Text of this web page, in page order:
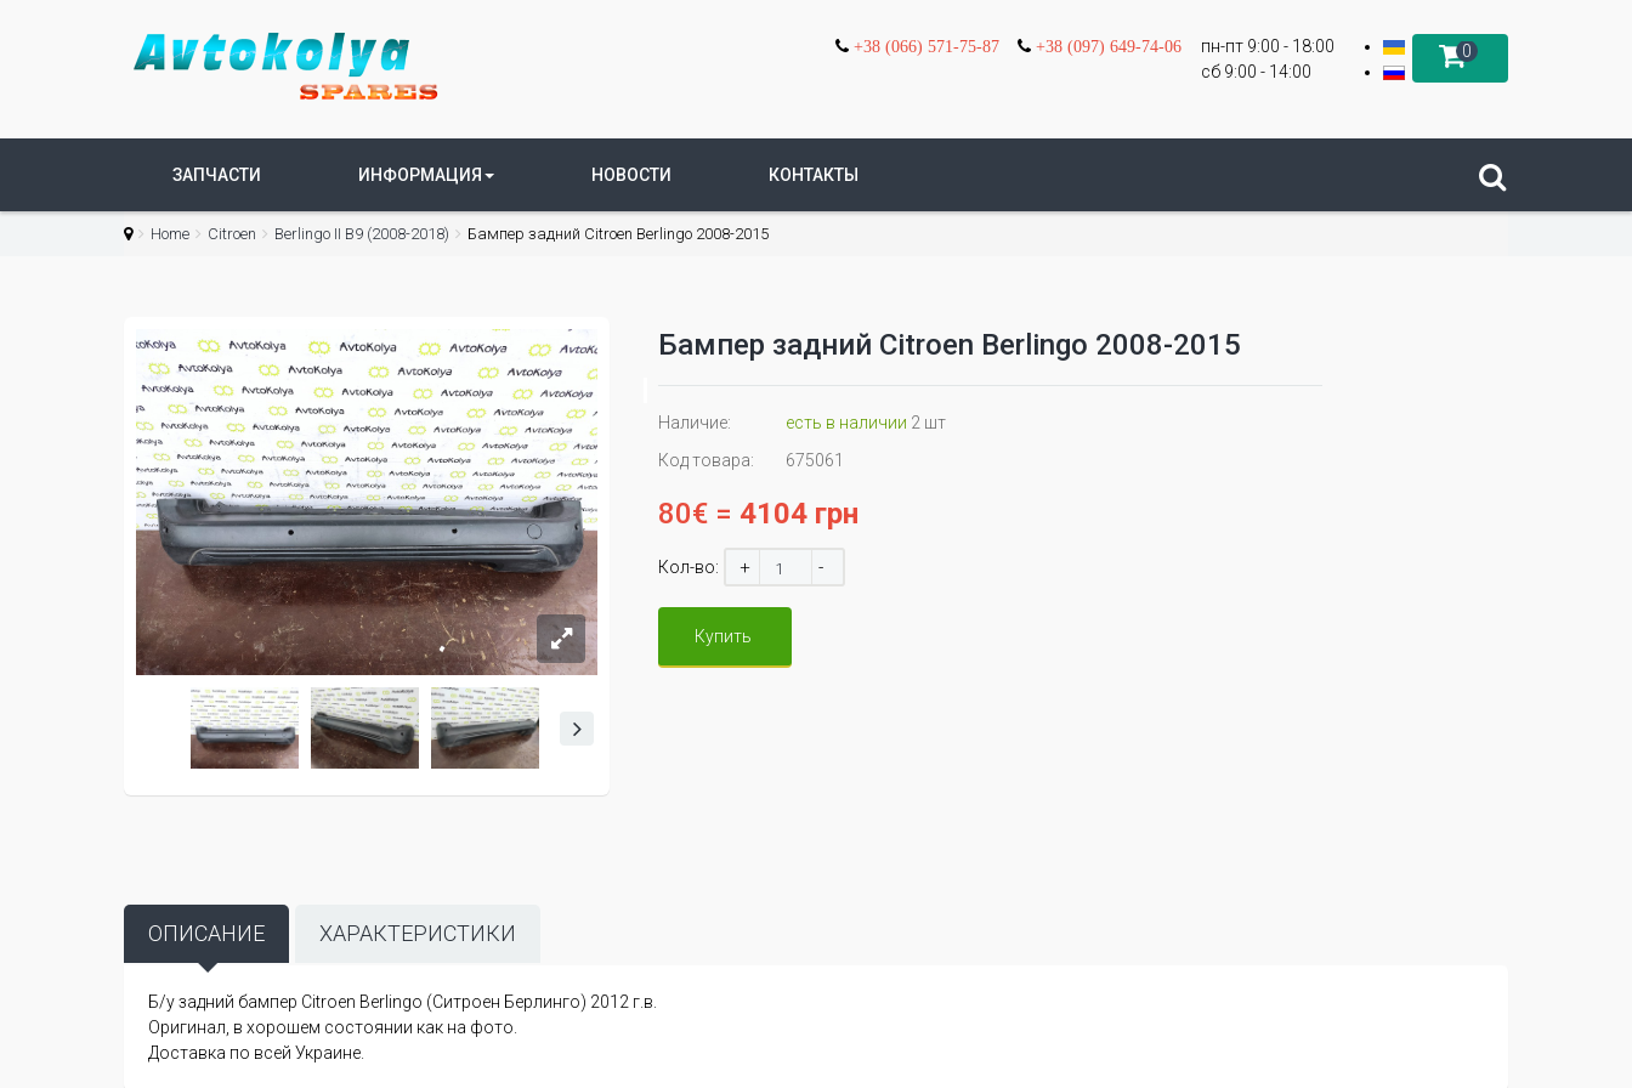
+38 (066) 571-75-87 +38 (097) 649-74-06
пн-пт 9:00 - 18:00
сб 9:00 - 14:00
0
ЗАПЧАСТИ ИНФОРМАЦИЯ НОВОСТИ КОНТАКТЫ
Home Citroen Berlingo II B9 (2008-2018) Бампер задний Citroen Berlingo 2008-2015
Бампер задний Citroen Berlingo 2008-2015
Наличие: есть в наличии 2 шт
Код товара:
675061
80€ = 4104 грн
Кол-во: + -
Купить
ОПИСАНИЕ ХАРАКТЕРИСТИКИ
Б/у задний бампер Citroen Berlingo (Ситроен Берлинго) 2012 г.в.
Оригинал, в хорошем состоянии как на фото.
Доставка по всей Украине.